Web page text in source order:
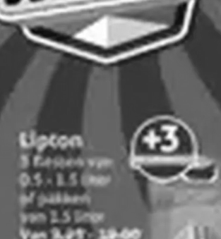
Albert Heijn
Dekamarkt Die Grenze